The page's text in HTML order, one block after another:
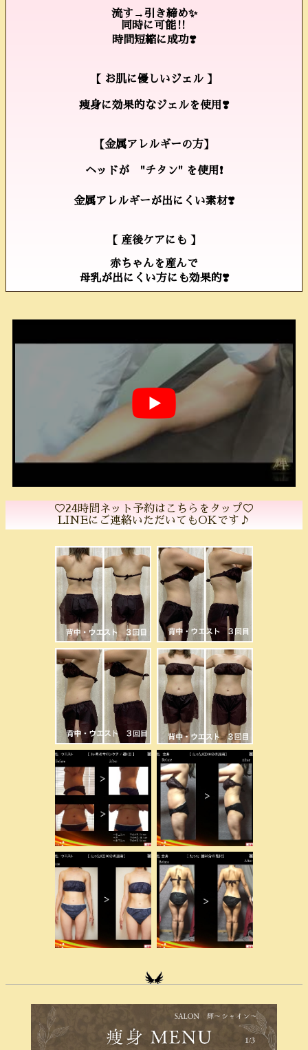
流す→引き締め✨
同時に可能‼️
時間短縮に成功❣️
【 お肌に優しいジェル 】
痩身に効果的なジェルを使用❣️
【金属アレルギーの方】
ヘッドが "チタン" を使用❗️
金属アレルギーが出にくい素材❣️
【 産後ケアにも 】
赤ちゃんを産んで
母乳が出にくい方にも効果的❣️
♡24時間ネット予約はこちらをタップ♡
LINEにご連絡いただいてもOKです♪